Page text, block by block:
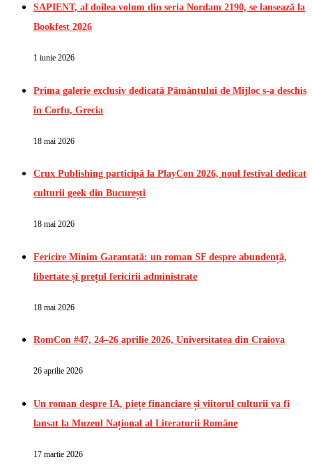
SAPIENT, al doilea volum din seria Nordam 2190, se lansează la
Bookfest 2026
1 iunie 2026
Prima galerie exclusiv dedicată Pământului de Mijloc s-a deschis
în Corfu, Grecia
18 mai 2026
Crux Publishing participă la PlayCon 2026, noul festival dedicat
culturii geek din București
18 mai 2026
Fericire Minim Garantată: un roman SF despre abundență,
libertate și prețul fericirii administrate
18 mai 2026
RomCon #47, 24–26 aprilie 2026, Universitatea din Craiova
26 aprilie 2026
Un roman despre IA, piețe financiare și viitorul culturii va fi
lansat la Muzeul Național al Literaturii Române
17 martie 2026